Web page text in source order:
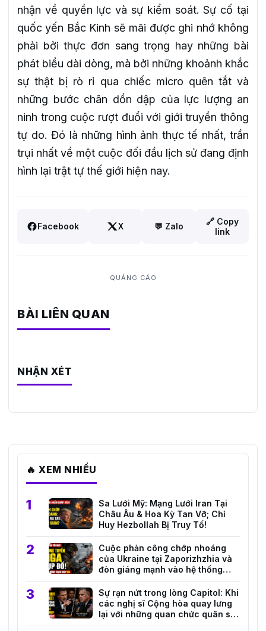
nhận về quyền lực và sự kiểm soát. Sự cố tại
quốc yến Bắc Kinh sẽ mãi được ghi nhớ không
phải bởi thực đơn sang trọng hay những bài
phát biểu dài dòng, mà bởi những khoảnh khắc
sự thật bị rò rỉ qua chiếc micro quên tắt và
những bước chân dồn dập của lực lượng an
ninh trong cuộc rượt đuổi với giới truyền thông
tự do. Đó là những hình ảnh thực tế nhất, trần
trụi nhất về một cuộc đối đầu lịch sử đang định
hình lại trật tự thế giới hiện nay.
Facebook X 💬 Zalo
🔗 Copy
link
BÀI LIÊN QUAN
NHẬN XÉT
🔥 XEM NHIỀU
Sa Lưới Mỹ: Mạng Lưới Iran Tại
Châu Âu & Hoa Kỳ Tan Vỡ; Chỉ
Huy Hezbollah Bị Truy Tố!
Cuộc phản công chớp nhoáng
của Ukraine tại Zaporizhzhia và
đòn giáng mạnh vào hệ thống
hậu cần Nga
Sự rạn nứt trong lòng Capitol: Khi
các nghị sĩ Cộng hòa quay lưng
lại với những quan chức quân sự
hàng đầu của Trump